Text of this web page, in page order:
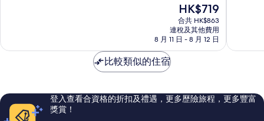
卓
評
價
現
售
HK$719
HK$719
合共 HK$863
連稅及其他費用
8 月 11 日 - 8 月 12 日
優
評
價
比較類似的住宿
登入查看合資格的折扣及禮遇，更多歷險旅程，更多豐富
獎賞！